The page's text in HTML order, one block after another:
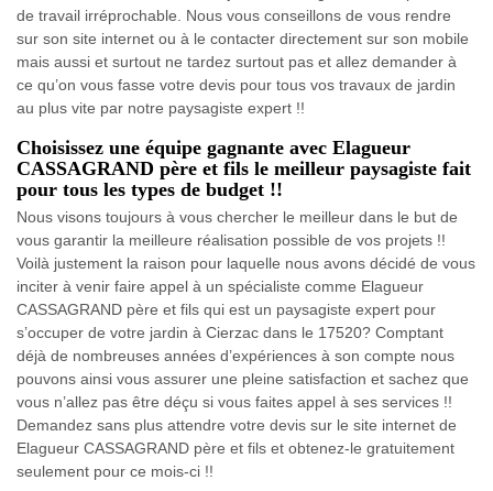
de travail irréprochable. Nous vous conseillons de vous rendre
sur son site internet ou à le contacter directement sur son mobile
mais aussi et surtout ne tardez surtout pas et allez demander à
ce qu’on vous fasse votre devis pour tous vos travaux de jardin
au plus vite par notre paysagiste expert !!
Choisissez une équipe gagnante avec Elagueur
CASSAGRAND père et fils le meilleur paysagiste fait
pour tous les types de budget !!
Nous visons toujours à vous chercher le meilleur dans le but de
vous garantir la meilleure réalisation possible de vos projets !!
Voilà justement la raison pour laquelle nous avons décidé de vous
inciter à venir faire appel à un spécialiste comme Elagueur
CASSAGRAND père et fils qui est un paysagiste expert pour
s’occuper de votre jardin à Cierzac dans le 17520? Comptant
déjà de nombreuses années d’expériences à son compte nous
pouvons ainsi vous assurer une pleine satisfaction et sachez que
vous n’allez pas être déçu si vous faites appel à ses services !!
Demandez sans plus attendre votre devis sur le site internet de
Elagueur CASSAGRAND père et fils et obtenez-le gratuitement
seulement pour ce mois-ci !!